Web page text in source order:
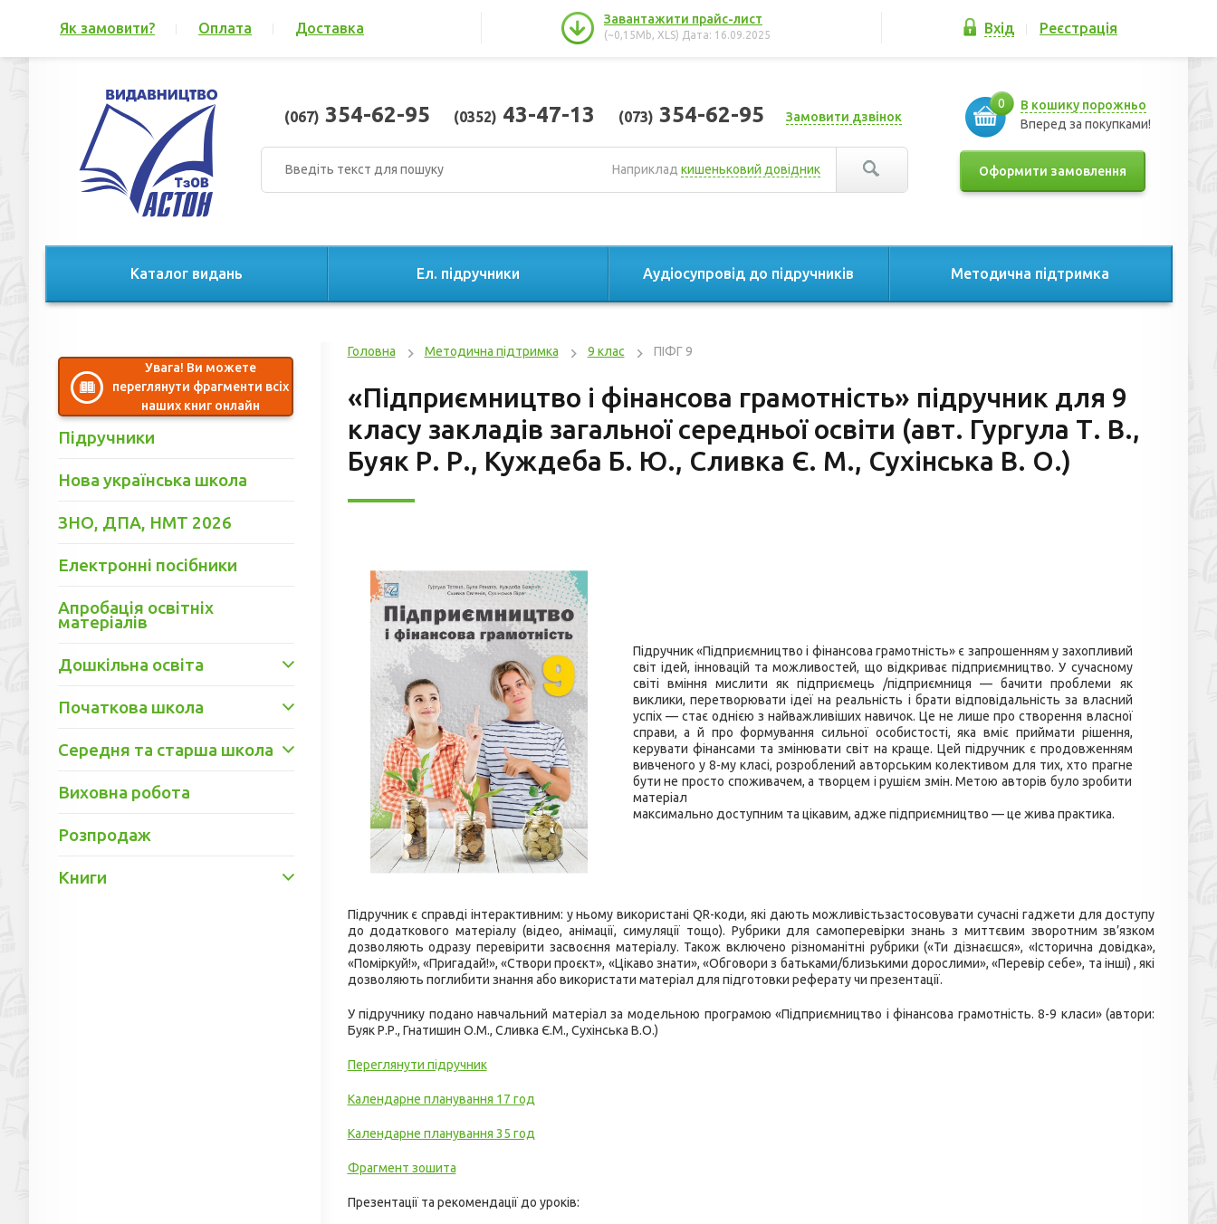
Завантажити прайс-лист
(~0,15Mb, XLS) Дата: 16.09.2025
Як замовити? Оплата Доставка Вхід Реєстрація
(067) 354-62-95 (0352) 43-47-13 (073) 354-62-95 Замовити дзвінок
Наприклад кишеньковий довідник
В кошику порожньо
Вперед за покупками!
0
Оформити замовлення
Каталог видань Ел. підручники Аудіосупровід до підручників Методична підтримка
Увага! Ви можете
переглянути фрагменти всіх
наших книг онлайн
Підручники
Нова українська школа
ЗНО, ДПА, НМТ 2026
Електронні посібники
Апробація освітніх
матеріалів
Дошкільна освіта
Початкова школа
Середня та старша школа
Виховна робота
Розпродаж
Книги
Головна Методична підтримка 9 клас ПІФГ 9
«Підприємництво і фінансова грамотність» підручник для 9
класу закладів загальної середньої освіти (авт. Гургула Т. В.,
Буяк Р. Р., Куждеба Б. Ю., Сливка Є. М., Сухінська В. О.)
Підручник «Підприємництво і фінансова грамотність» є запрошенням у захопливий
світ ідей, інновацій та можливостей, що відкриває підприємництво. У сучасному
світі вміння мислити як підприємець /підприємниця — бачити проблеми як
виклики, перетворювати ідеї на реальність і брати відповідальність за власний
успіх — стає однією з найважливіших навичок. Це не лише про створення власної
справи, а й про формування сильної особистості, яка вміє приймати рішення,
керувати фінансами та змінювати світ на краще. Цей підручник є продовженням
вивченого у 8-му класі, розроблений авторським колективом для тих, хто прагне
бути не просто споживачем, а творцем і рушієм змін. Метою авторів було зробити
матеріал
максимально доступним та цікавим, адже підприємництво — це жива практика.
Підручник є справді інтерактивним: у ньому використані QR-коди, які дають можливістьзастосовувати сучасні гаджети для доступу
до додаткового матеріалу (відео, анімації, симуляції тощо). Рубрики для самоперевірки знань з миттєвим зворотним зв’язком
дозволяють одразу перевірити засвоєння матеріалу. Також включено різноманітні рубрики («Ти дізнаєшся», «Історична довідка»,
«Поміркуй!», «Пригадай!», «Створи проєкт», «Цікаво знати», «Обговори з батьками/близькими дорослими», «Перевір себе», та інші) , які
дозволяють поглибити знання або використати матеріал для підготовки реферату чи презентації.
У підручнику подано навчальний матеріал за модельною програмою «Підприємництво і фінансова грамотність. 8-9 класи» (автори:
Буяк Р.Р., Гнатишин О.М., Сливка Є.М., Сухінська В.О.)
Переглянути підручник
Календарне планування 17 год
Календарне планування 35 год
Фрагмент зошита
Презентації та рекомендації до уроків: